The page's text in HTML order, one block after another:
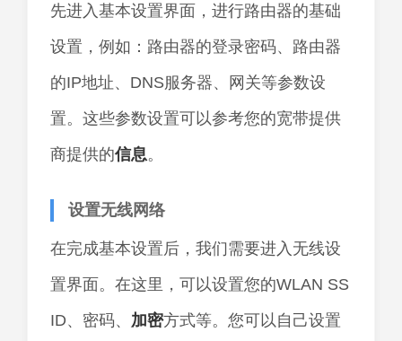
先进入基本设置界面，进行路由器的基础
设置，例如：路由器的登录密码、路由器
的IP地址、DNS服务器、网关等参数设
置。这些参数设置可以参考您的宽带提供
商提供的信息。
设置无线网络
在完成基本设置后，我们需要进入无线设
置界面。在这里，可以设置您的WLAN SS
ID、密码、 加密方式等。您可以自己设置